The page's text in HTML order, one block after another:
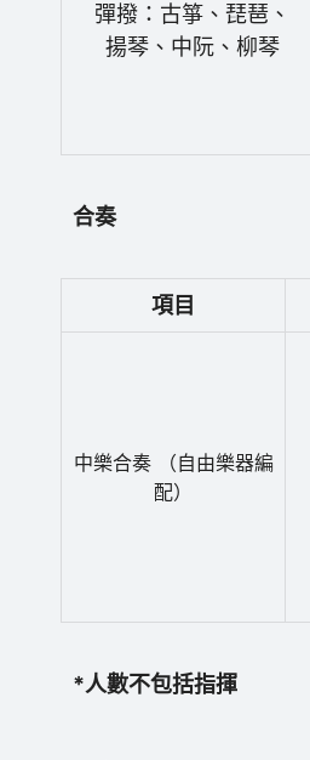
彈撥：古箏、琵琶、
揚琴、中阮、柳琴
合奏
項目
中樂合奏 （自由樂器編
配）
*人數不包括指揮